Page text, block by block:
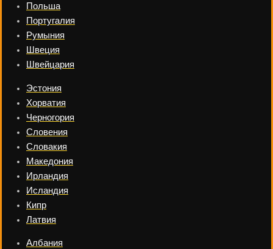
Польша
Португалия
Румыния
Швеция
Швейцария
Эстония
Хорватия
Черногория
Словения
Словакия
Македония
Ирландия
Исландия
Кипр
Латвия
Албания